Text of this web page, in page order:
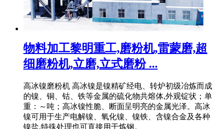
物料加工黎明重工,磨粉机,雷蒙磨,超
细磨粉机,立磨,立式磨粉 ...
高冰镍磨粉机 高冰镍是镍精矿经电、转炉初级冶炼而成
的镍、铜、钴、铁等金属的硫化物共熔体,外观锭状；单
重：～吨；高冰镍性脆、断面呈明亮的金属光泽。高冰
镍可用于生产电解镍、氧化镍、镍铁、含镍合金及各种
镍盐,特殊处理也可直接用于炼钢。